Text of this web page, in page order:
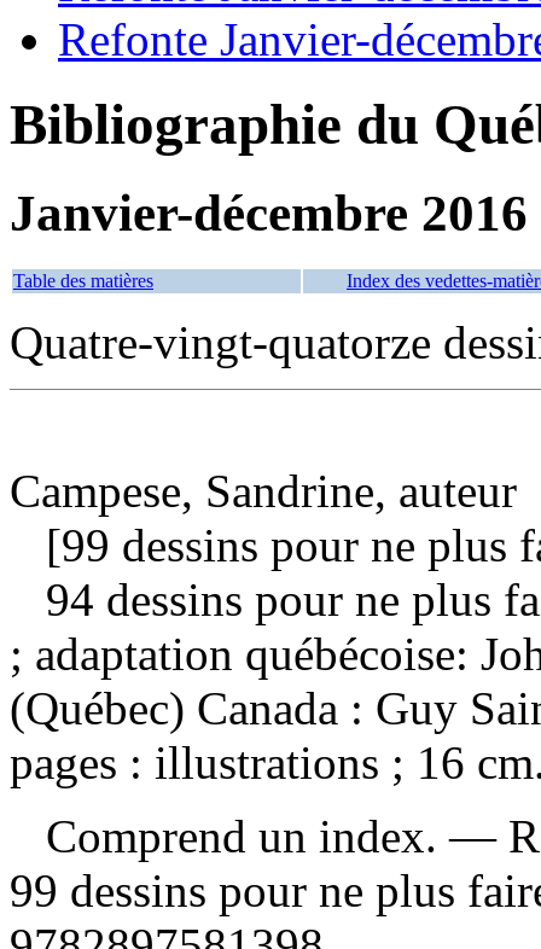
Refonte Janvier-
Bibliographie du
Janvier-décembre 2016
Table des matières Index des vedettes-
Quatre-vingt-quatorze
Campese, Sandrine, auteur
[99 dessins pour ne plus
94 dessins pour ne plus
; adaptation québécoise:
(Québec) Canada : Guy
pages : illustrations ; 16
Comprend un index. —
99 dessins pour ne plus